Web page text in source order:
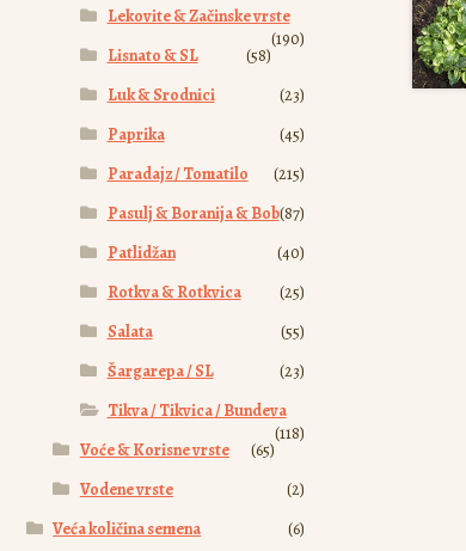
Lekovite & Začinske vrste
(190)
Lisnato & SL
(58)
Luk & Srodnici
(23)
Paprika
(45)
Paradajz / Tomatilo
(215)
Pasulj & Boranija & Bob(87)
Patlidžan
(40)
Rotkva & Rotkvica
(25)
Salata
(55)
Šargarepa / SL
(23)
Tikva / Tikvica / Bundeva
(118)
Voće & Korisne vrste
(65)
Vodene vrste
(2)
Veća količina semena
(6)